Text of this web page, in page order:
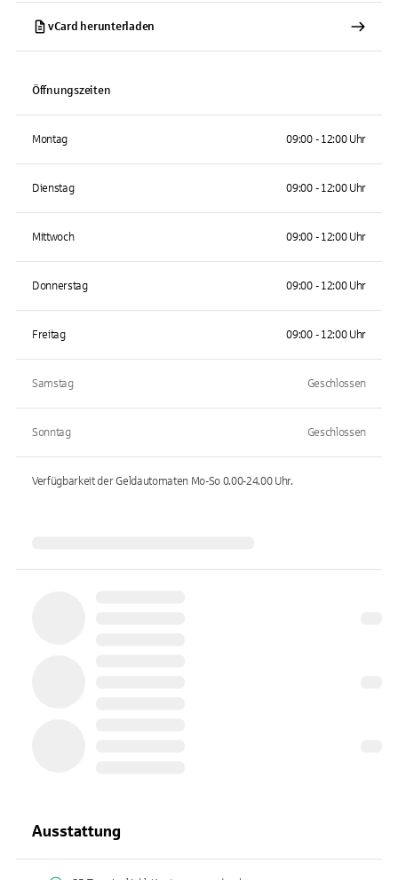
vCard herunterladen
Öffnungszeiten
Montag 09:00 - 12:00 Uhr
Dienstag 09:00 - 12:00 Uhr
Mittwoch 09:00 - 12:00 Uhr
Donnerstag 09:00 - 12:00 Uhr
Freitag 09:00 - 12:00 Uhr
Samstag Geschlossen
Sonntag Geschlossen
Verfügbarkeit der Geldautomaten Mo-So 0.00-24.00Uhr.
Ausstattung